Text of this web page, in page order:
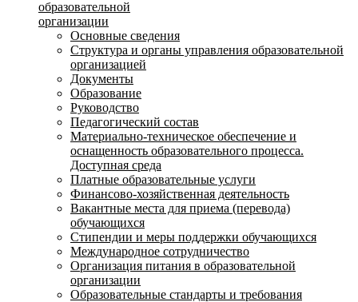
образовательной
организации
Основные сведения
Структура и органы управления образовательной
организацией
Документы
Образование
Руководство
Педагогический состав
Материально-техническое обеспечение и
оснащенность образовательного процесса.
Доступная среда
Платные образовательные услуги
Финансово-хозяйственная деятельность
Вакантные места для приема (перевода)
обучающихся
Стипендии и меры поддержки обучающихся
Международное сотрудничество
Организация питания в образовательной
организации
Образовательные стандарты и требования